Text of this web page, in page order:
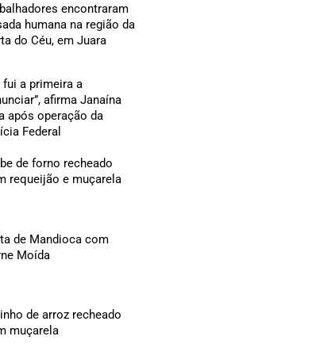
encontraram
humana na região da
do Céu, em Juara
fui a primeira a
afirma Janaína
após operação da
Federal
de forno recheado
requeijão e muçarela
de Mandioca com
Moída
de arroz recheado
muçarela